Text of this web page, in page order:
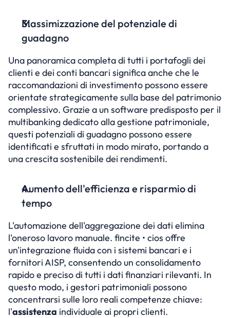
Massimizzazione del potenziale di
guadagno
Una panoramica completa di tutti i portafogli dei
clienti e dei conti bancari significa anche che le
raccomandazioni di investimento possono essere
orientate strategicamente sulla base del patrimonio
complessivo. Grazie a un software predisposto per il
multibanking dedicato alla gestione patrimoniale,
questi potenziali di guadagno possono essere
identificati e sfruttati in modo mirato, portando a
una crescita sostenibile dei rendimenti.
Aumento dell'efficienza e risparmio di
tempo
L'automazione dell'aggregazione dei dati elimina
l'oneroso lavoro manuale. fincite • cios offre
un'integrazione fluida con i sistemi bancari e i
fornitori AISP, consentendo un consolidamento
rapido e preciso di tutti i dati finanziari rilevanti. In
questo modo, i gestori patrimoniali possono
concentrarsi sulle loro reali competenze chiave:
l'assistenza individuale ai propri clienti.